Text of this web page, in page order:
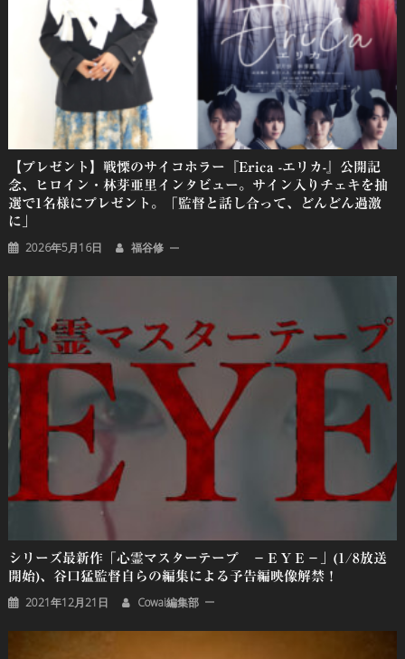
【プレゼント】戦慄のサイコホラー『Erica -エリカ-』公開記
念、ヒロイン・林芽亜里インタビュー。サイン入りチェキを抽
選で1名様にプレゼント。「監督と話し合って、どんどん過激
に」
2026年5月16日 福谷修
シリーズ最新作「心霊マスターテープ －ＥＹＥ－」(1/8放送
開始)、谷口猛監督自らの編集による予告編映像解禁！
2021年12月21日 Cowai編集部